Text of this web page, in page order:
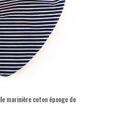
marinière coton éponge de